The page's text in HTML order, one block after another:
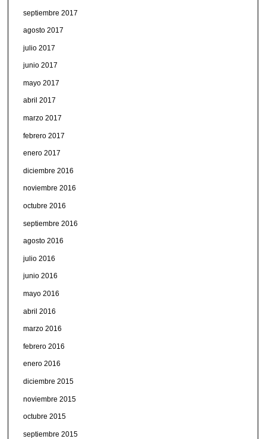
septiembre 2017
agosto 2017
julio 2017
junio 2017
mayo 2017
abril 2017
marzo 2017
febrero 2017
enero 2017
diciembre 2016
noviembre 2016
octubre 2016
septiembre 2016
agosto 2016
julio 2016
junio 2016
mayo 2016
abril 2016
marzo 2016
febrero 2016
enero 2016
diciembre 2015
noviembre 2015
octubre 2015
septiembre 2015